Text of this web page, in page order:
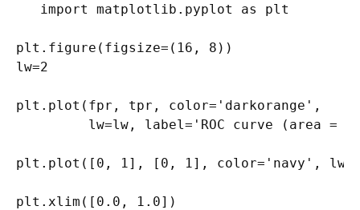
import matplotlib.pyplot as plt
plt.figure(figsize=(16, 8))
lw=2
plt.plot(fpr, tpr, color='darkorange',
lw=lw, label='ROC curve (area =
plt.plot([0, 1], [0, 1], color='navy',
plt.xlim([0.0, 1.0])